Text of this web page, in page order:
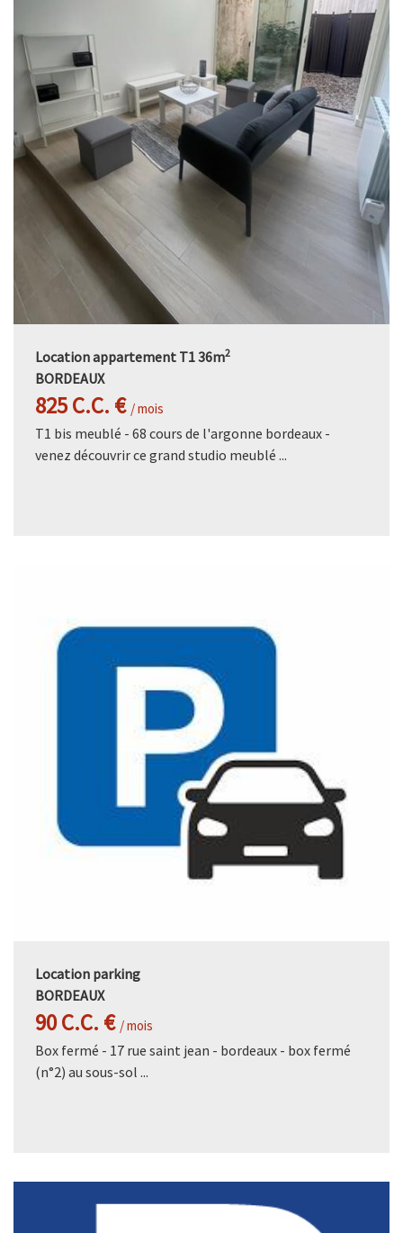
Location appartement T1 36m2
BORDEAUX
825 C.C. € / mois
T1 bis meublé - 68 cours de l'argonne bordeaux -
venez découvrir ce grand studio meublé ...
Location parking
BORDEAUX
90 C.C. € / mois
Box fermé - 17 rue saint jean - bordeaux - box fermé
(n°2) au sous-sol ...